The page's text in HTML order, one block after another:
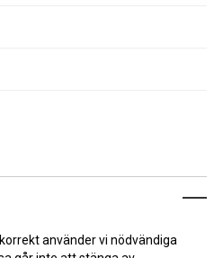
använder vi nödvändiga